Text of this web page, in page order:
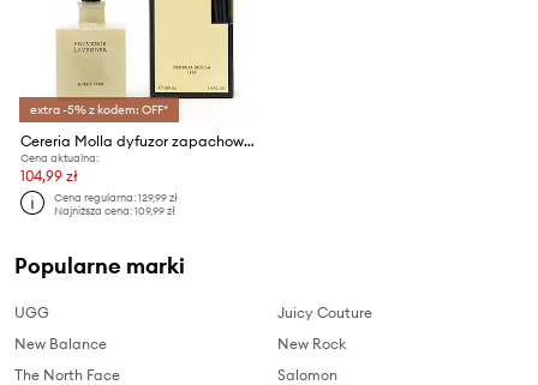
extra -5% z kodem: OFF*
Cereria Molla dyfuzor zapachowy Provence Lavender 100 ml
Cena aktualna:
104,99 zł
Cena regularna:129,99 zł
Najniższa cena:109,99 zł
Popularne marki
UGG
New Balance
The North Face
Juicy Couture
New Rock
Salomon